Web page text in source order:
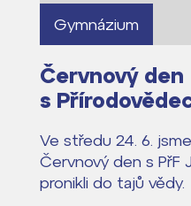
Gymnázium
Červnový den
s
Ve středu 24. 6.
Červnový den s PřF
pronikli do tajů vědy.